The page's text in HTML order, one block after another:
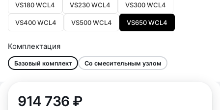
VS180 WCL4 VS230 WCL4 VS300 WCL4
VS400 WCL4 VS500 WCL4 VS650 WCL4
Комплектация
Базовый комплект Со смесительным узлом
914 736 ₽